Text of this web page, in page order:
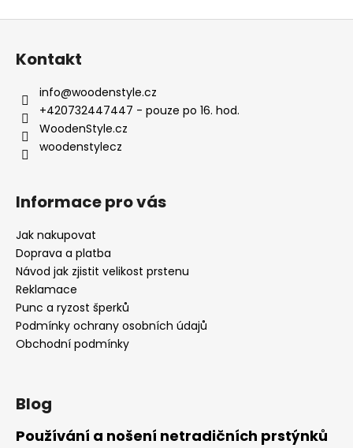
Z
Kontakt
info@woodenstyle.cz
+420732447447 - pouze po 16. hod.
WoodenStyle.cz
woodenstylecz
Informace pro vás
Jak nakupovat
Doprava a platba
Návod jak zjistit velikost prstenu
Reklamace
Punc a ryzost šperků
Podmínky ochrany osobních údajů
Obchodní podmínky
Blog
Používání a nošení netradičních prstýnků